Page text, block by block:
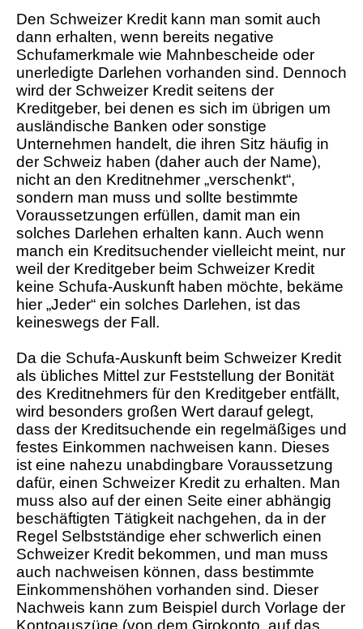
Den Schweizer Kredit kann man somit auch
dann erhalten, wenn bereits negative
Schufamerkmale wie Mahnbescheide oder
unerledigte Darlehen vorhanden sind. Dennoch
wird der Schweizer Kredit seitens der
Kreditgeber, bei denen es sich im übrigen um
ausländische Banken oder sonstige
Unternehmen handelt, die ihren Sitz häufig in
der Schweiz haben (daher auch der Name),
nicht an den Kreditnehmer „verschenkt“,
sondern man muss und sollte bestimmte
Voraussetzungen erfüllen, damit man ein
solches Darlehen erhalten kann. Auch wenn
manch ein Kreditsuchender vielleicht meint, nur
weil der Kreditgeber beim Schweizer Kredit
keine Schufa-Auskunft haben möchte, bekäme
hier „Jeder“ ein solches Darlehen, ist das
keineswegs der Fall.
Da die Schufa-Auskunft beim Schweizer Kredit
als übliches Mittel zur Feststellung der Bonität
des Kreditnehmers für den Kreditgeber entfällt,
wird besonders großen Wert darauf gelegt,
dass der Kreditsuchende ein regelmäßiges und
festes Einkommen nachweisen kann. Dieses
ist eine nahezu unabdingbare Voraussetzung
dafür, einen Schweizer Kredit zu erhalten. Man
muss also auf der einen Seite einer abhängig
beschäftigten Tätigkeit nachgehen, da in der
Regel Selbstständige eher schwerlich einen
Schweizer Kredit bekommen, und man muss
auch nachweisen können, dass bestimmte
Einkommenshöhen vorhanden sind. Dieser
Nachweis kann zum Beispiel durch Vorlage der